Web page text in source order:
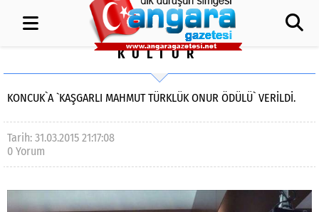
KÜLTÜR
KONCUK`A `KAŞGARLI MAHMUT TÜRKLÜK ONUR ÖDÜLÜ` VERILDI.
Tarih: 31.03.2015 21:17:08
0 Yorum